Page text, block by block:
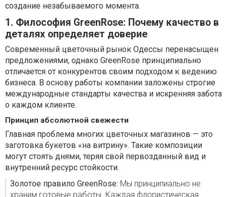
создание незабываемого момента.
1. Философия GreenRose: Почему качество в
деталях определяет доверие
Современный цветочный рынок Одессы перенасыщен
предложениями, однако GreenRose принципиально
отличается от конкурентов своим подходом к ведению
бизнеса. В основу работы компании заложены строгие
международные стандарты качества и искренняя забота
о каждом клиенте.
Принцип абсолютной свежести
Главная проблема многих цветочных магазинов — это
заготовка букетов «на витрину». Такие композиции
могут стоять днями, теряя свой первозданный вид и
внутренний ресурс стойкости.
Золотое правило GreenRose: Мы принципиально не
храним готовые работы. Каждая флористическая